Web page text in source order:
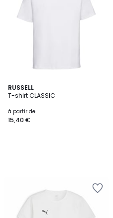
RUSSELL
T-shirt CLASSIC
à partir de
15,40 €